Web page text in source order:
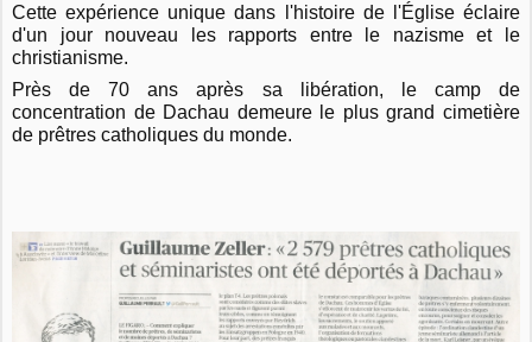
Cette expérience unique dans l'histoire de l'Église éclaire
d'un jour nouveau les rapports entre le nazisme et le
christianisme.
Près de 70 ans après sa libération, le camp de
concentration de Dachau demeure le plus grand cimetière
de prêtres catholiques du monde.